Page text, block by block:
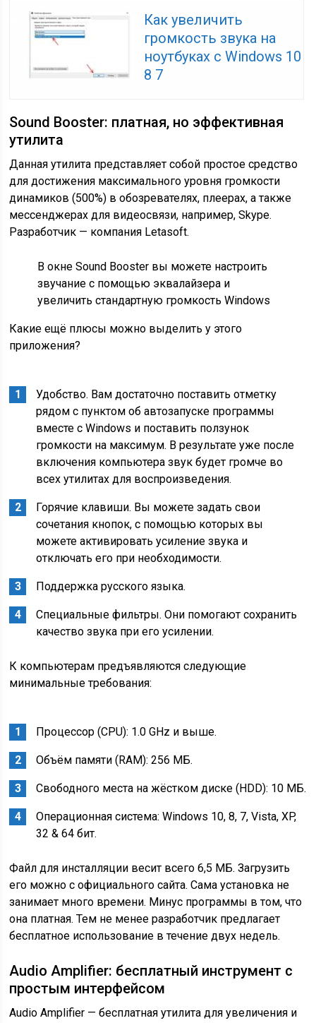
Как увеличить
громкость звука на
ноутбуках с Windows 10
8 7
Sound Booster: платная, но эффективная
утилита
Данная утилита представляет собой простое средство
для достижения максимального уровня громкости
динамиков (500%) в обозревателях, плеерах, а также
мессенджерах для видеосвязи, например, Skype.
Разработчик — компания Letasoft.
В окне Sound Booster вы можете настроить
звучание с помощью эквалайзера и
увеличить стандартную громкость Windows
Какие ещё плюсы можно выделить у этого
приложения?
Удобство. Вам достаточно поставить отметку
рядом с пунктом об автозапуске программы
вместе с Windows и поставить ползунок
громкости на максимум. В результате уже после
включения компьютера звук будет громче во
всех утилитах для воспроизведения.
Горячие клавиши. Вы можете задать свои
сочетания кнопок, с помощью которых вы
можете активировать усиление звука и
отключать его при необходимости.
Поддержка русского языка.
Специальные фильтры. Они помогают сохранить
качество звука при его усилении.
К компьютерам предъявляются следующие
минимальные требования:
Процессор (CPU): 1.0 GHz и выше.
Объём памяти (RAM): 256 MБ.
Свободного места на жёстком диске (HDD): 10 MБ.
Операционная система: Windows 10, 8, 7, Vista, XP,
32 & 64 бит.
Файл для инсталляции весит всего 6,5 МБ. Загрузить
его можно с официального сайта. Сама установка не
занимает много времени. Минус программы в том, что
она платная. Тем не менее разработчик предлагает
бесплатное использование в течение двух недель.
Audio Amplifier: бесплатный инструмент с
простым интерфейсом
Audio Amplifier — бесплатная утилита для увеличения и